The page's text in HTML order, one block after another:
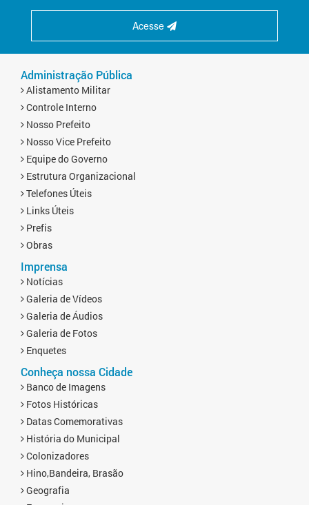
Acesse
Administração Pública
Alistamento Militar
Controle Interno
Nosso Prefeito
Nosso Vice Prefeito
Equipe do Governo
Estrutura Organizacional
Telefones Úteis
Links Úteis
Prefis
Obras
Imprensa
Notícias
Galeria de Vídeos
Galeria de Áudios
Galeria de Fotos
Enquetes
Conheça nossa Cidade
Banco de Imagens
Fotos Históricas
Datas Comemorativas
História do Municipal
Colonizadores
Hino,Bandeira, Brasão
Geografia